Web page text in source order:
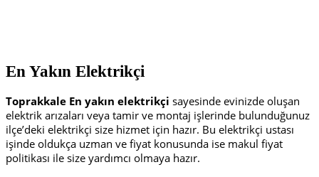
En Yakın Elektrikçi
Toprakkale En yakın elektrikçi sayesinde evinizde oluşan
elektrik arızaları veya tamir ve montaj işlerinde bulunduğunuz
ilçe’deki elektrikçi size hizmet için hazır. Bu elektrikçi ustası
işinde oldukça uzman ve fiyat konusunda ise makul fiyat
politikası ile size yardımcı olmaya hazır.